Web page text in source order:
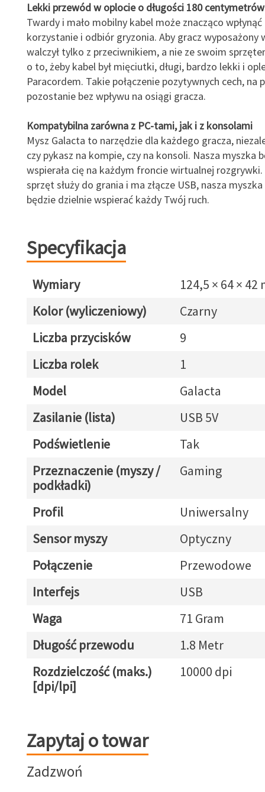
Lekki przewód w oplocie o długości 180 centymetrów
Twardy i mało mobilny kabel może znacząco wpłynąć
korzystanie i odbiór gryzonia. Aby gracz wyposażony
walczył tylko z przeciwnikiem, a nie ze swoim
o to, żeby kabel był mięciutki, długi, bardzo lekki i
Paracordem. Takie połączenie pozytywnych cech, na
pozostanie bez wpływu na osiągi gracza.
Kompatybilna zarówna z PC-tami, jak i z konsolami
Mysz Galacta to narzędzie dla każdego gracza,
czy pykasz na kompie, czy na konsoli. Nasza myszka
wspierała cię na każdym froncie wirtualnej rozgrywki.
sprzęt służy do grania i ma złącze USB, nasza
będzie dzielnie wspierać każdy Twój ruch.
Specyfikacja
Wymiary
124,5 × 64 × 42
Kolor (wyliczeniowy)
Czarny
Liczba przycisków
9
Liczba rolek
1
Model
Galacta
Zasilanie (lista)
USB 5V
Podświetlenie
Tak
Przeznaczenie (myszy /
podkładki)
Gaming
Profil
Uniwersalny
Sensor myszy
Optyczny
Połączenie
Przewodowe
Interfejs
USB
Waga
71 Gram
Długość przewodu
1.8 Metr
Rozdzielczość (maks.)
[dpi/lpi]
10000 dpi
Zapytaj o towar
Zapytaj o towar
Zadzwoń